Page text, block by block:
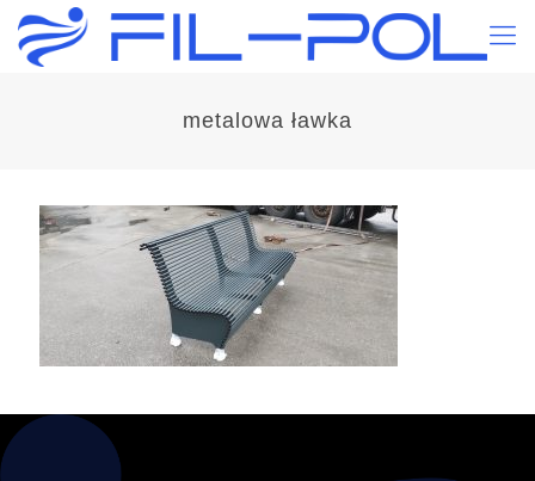
metalowa ławka